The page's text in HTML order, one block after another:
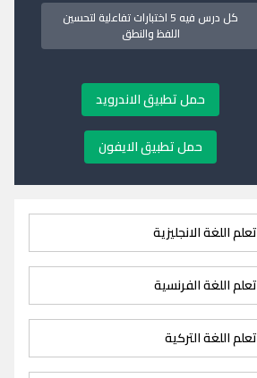
كل درس فيه 5 اختبارات تفاعلية لتحسين
اللفظ والنطق
حمل تطبيق الاندرويد
حمل تطبيق الايفون
تعلم اللغة الانجليزية
تعلم اللغة الفرنسية
تعلم اللغة التركية